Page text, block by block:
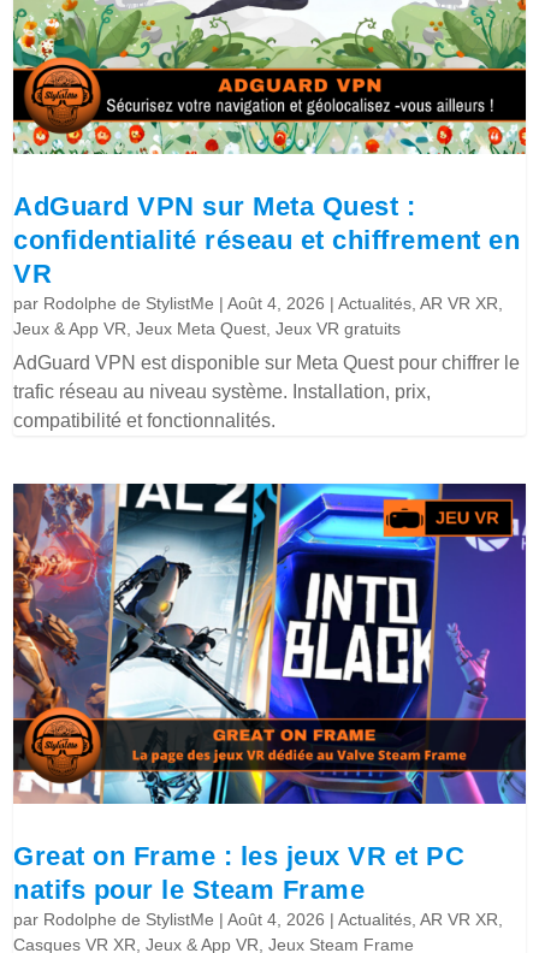
AdGuard VPN sur Meta Quest :
confidentialité réseau et chiffrement en
VR
par Rodolphe de StylistMe |Août 4, 2026 |Actualités ,AR VR XR
Jeux & App VR ,Jeux Meta Quest ,Jeux VR gratuits
AdGuard VPN est disponible sur Meta Quest pour chiffrer le
trafic réseau au niveau système. Installation, prix,
compatibilité et fonctionnalités.
Great on Frame : les jeux VR et PC
natifs pour le Steam Frame
par Rodolphe de StylistMe |Août 4, 2026 |Actualités ,AR VR XR
Casques VR XR ,Jeux & App VR ,Jeux Steam Frame